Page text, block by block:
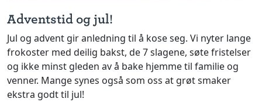
Adventstid og jul!
Jul og advent gir anledning til å kose seg. Vi nyter lange
frokoster med deilig bakst, de 7 slagene, søte fristelser
og ikke minst gleden av å bake hjemme til familie og
venner. Mange synes også som oss at grøt smaker
ekstra godt til jul!